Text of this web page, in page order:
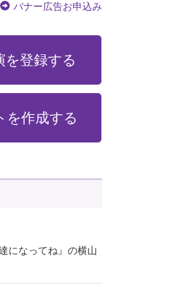
バナー広告お申込み
を登録する
を作成する
になってね』の横山